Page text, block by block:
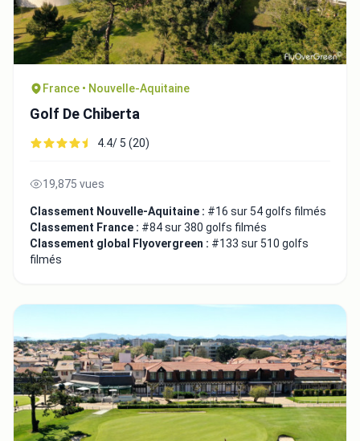
France • Nouvelle-Aquitaine
Golf De Chiberta
4.4/ 5 (20)
19,875 vues
Classement Nouvelle-Aquitaine : #16 sur 54 golfs filmés
Classement France : #84 sur 380 golfs filmés
Classement global Flyovergreen : #133 sur 510 golfs
filmés